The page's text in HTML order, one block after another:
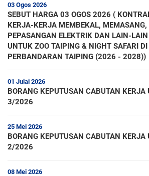
03 Ogos 2026
SEBUT HARGA 03 OGOS 2026 (
KERJA-KERJA MEMBEKAL, MEMASANG,
PEPASANGAN ELEKTRIK DAN LAIN-
UNTUK ZOO TAIPING & NIGHT SAFARI
PERBANDARAN TAIPING (2026 - 2028))
01 Julai 2026
BORANG KEPUTUSAN CABUTAN
3/2026
25 Mei 2026
BORANG KEPUTUSAN CABUTAN
2/2026
08 Mei 2026